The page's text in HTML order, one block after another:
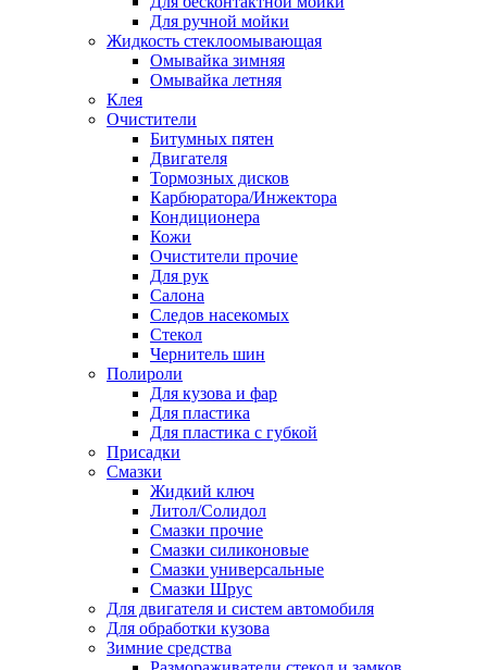
Для ручной мойки
Жидкость стеклоомывающая
Омывайка зимняя
Омывайка летняя
Клея
Очистители
Битумных пятен
Двигателя
Тормозных дисков
Карбюратора/Инжектора
Кондиционера
Кожи
Очистители прочие
Для рук
Салона
Следов насекомых
Стекол
Чернитель шин
Полироли
Для кузова и фар
Для пластика
Для пластика с губкой
Присадки
Смазки
Жидкий ключ
Литол/Солидол
Смазки прочие
Смазки силиконовые
Смазки универсальные
Смазки Шрус
Для двигателя и систем автомобиля
Для обработки кузова
Зимние средства